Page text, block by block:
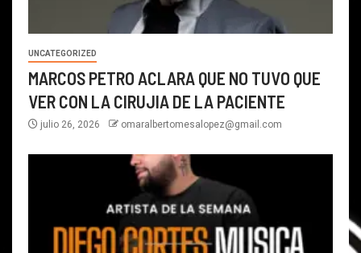
UNCATEGORIZED
MARCOS PETRO ACLARA QUE NO TUVO QUE
VER CON LA CIRUJIA DE LA PACIENTE
julio 26, 2026 omaralbertomesalopez@gmail.com